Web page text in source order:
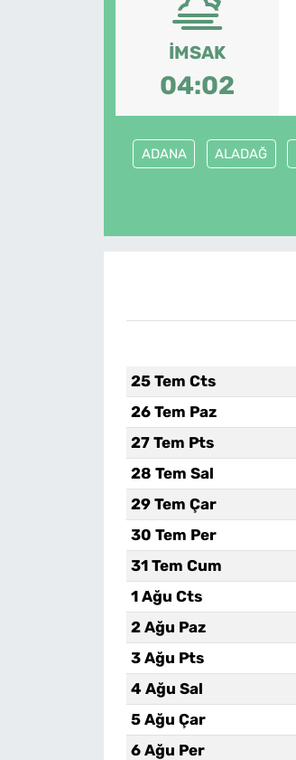
İMSAK
04:02
ADANA ALADAĞ
25 Tem Cts
26 Tem Paz
27 Tem Pts
28 Tem Sal
29 Tem Çar
30 Tem Per
31 Tem Cum
1 Ağu Cts
2 Ağu Paz
3 Ağu Pts
4 Ağu Sal
5 Ağu Çar
6 Ağu Per